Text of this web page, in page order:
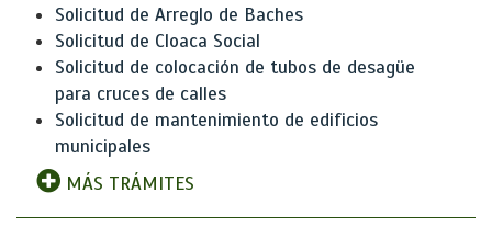
Solicitud de Arreglo de Baches
Solicitud de Cloaca Social
Solicitud de colocación de tubos de desagüe
para cruces de calles
Solicitud de mantenimiento de edificios
municipales
MÁS TRÁMITES